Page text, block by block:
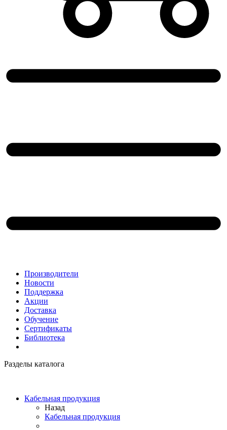
Производители
Новости
Поддержка
Акции
Доставка
Обучение
Сертификаты
Библиотека
Разделы каталога
Кабельная продукция
Назад
Кабельная продукция